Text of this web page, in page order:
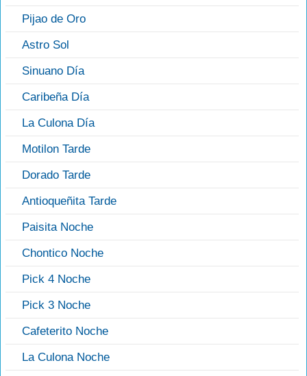
Pijao de Oro
Astro Sol
Sinuano Día
Caribeña Día
La Culona Día
Motilon Tarde
Dorado Tarde
Antioqueñita Tarde
Paisita Noche
Chontico Noche
Pick 4 Noche
Pick 3 Noche
Cafeterito Noche
La Culona Noche